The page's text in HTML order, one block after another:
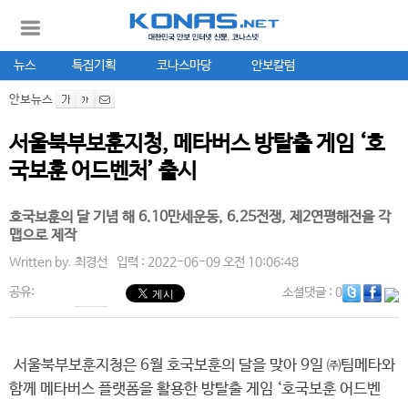
뉴스 특집기획 코나스마당 안보칼럼
안보뉴스
서울북부보훈지청, 메타버스 방탈출 게임 ‘호
국보훈 어드벤처’ 출시
호국보훈의 달 기념 해 6.10만세운동, 6.25전쟁, 제2연평해전을 각
맵으로 제작
Written by. 최경선 입력 : 2022-06-09 오전 10:06:48
공유: 소셜댓글: 0
서울북부보훈지청은 6월 호국보훈의 달을 맞아 9일 ㈜팀메타와
함께 메타버스 플랫폼을 활용한 방탈출 게임 ‘호국보훈 어드벤